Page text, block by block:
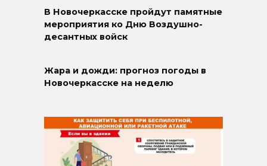
В Новочеркасске пройдут памятные
мероприятия ко Дню Воздушно-
десантных войск
Жара и дожди: прогноз погоды в
Новочеркасске на неделю